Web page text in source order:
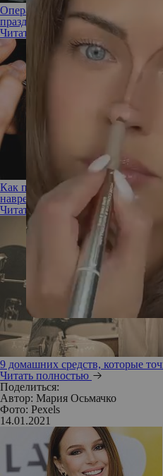
Операция «реабилитация»: как
праздников
Читать полностью
Как подобрать уход за
навредить себе
Читать полностью
9 домашних средств, которые
Читать полностью
Поделиться:
Автор: Мария Осьмачко
Фото: Pexels
14.01.2021